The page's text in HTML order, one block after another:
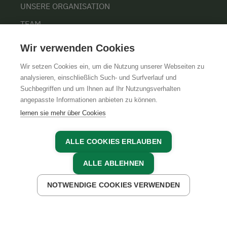
JETZT ANFRAGEN JETZT BUCHEN
UNSERE ORGANISATION
TEAM
AGBIMPRESSUMDATENSCHUTZ
Wir verwenden Cookies
Wir setzen Cookies ein, um die Nutzung unserer Webseiten zu
analysieren, einschließlich Such- und Surfverlauf und
Suchbegriffen und um Ihnen auf Ihr Nutzungsverhalten
angepasste Informationen anbieten zu können.
lernen sie mehr über Cookies
ALLE COOKIES ERLAUBEN
ALLE ABLEHNEN
NOTWENDIGE COOKIES VERWENDEN